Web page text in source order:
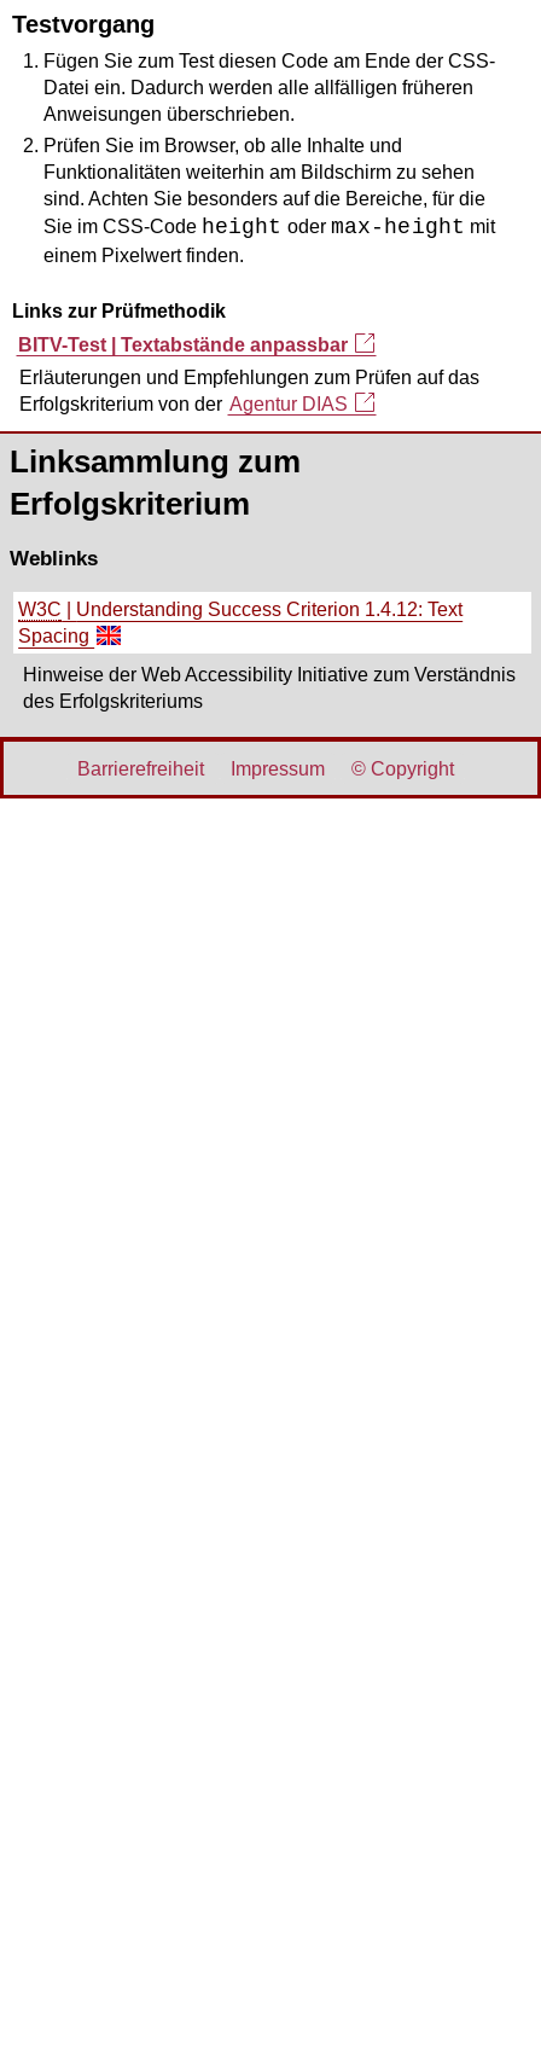
Testvorgang
Fügen Sie zum Test diesen Code am Ende der CSS-
Datei ein. Dadurch werden alle allfälligen früheren
Anweisungen überschrieben.
Prüfen Sie im Browser, ob alle Inhalte und
Funktionalitäten weiterhin am Bildschirm zu sehen
sind. Achten Sie besonders auf die Bereiche, für die
Sie im CSS-Code height oder max-height mit
einem Pixelwert finden.
Links zur Prüfmethodik
BITV-Test | Textabstände anpassbar
Erläuterungen und Empfehlungen zum Prüfen auf das
Erfolgskriterium von der Agentur DIAS
Linksammlung zum
Erfolgskriterium
Weblinks
W3C
Understanding Success Criterion 1.4.12: Text
Spacing
Hinweise der Web Accessibility Initiative zum Verständnis
des Erfolgskriteriums
Barrierefreiheit Impressum © Copyright